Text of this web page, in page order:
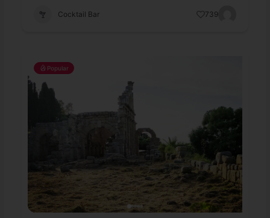
Cocktail Bar 739
Popular